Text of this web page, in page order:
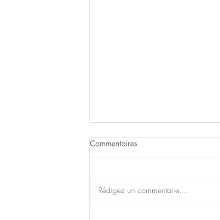
Fête de fin d'année!
Commentaires
Rédigez un commentaire...